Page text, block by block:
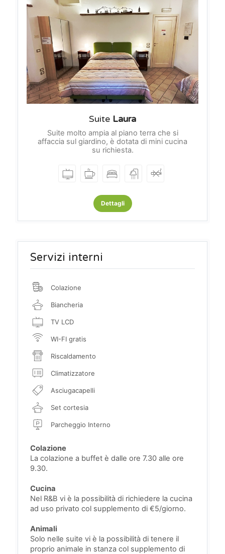
Suite Laura
Suite molto ampia al piano terra che si
affaccia sul giardino, è dotata di mini cucina
su richiesta.
Dettagli
Servizi interni
Colazione
Biancheria
TV LCD
WI-FI gratis
Riscaldamento
Climatizzatore
Asciugacapelli
Set cortesia
Parcheggio Interno
Colazione
La colazione a buffet è dalle ore 7.30 alle ore
9.30.
Cucina
Nel R&B vi è la possibilità di richiedere la cucina
ad uso privato col supplemento di €5/giorno.
Animali
Solo nelle suite vi è la possibilità di tenere il
proprio animale in stanza col supplemento di